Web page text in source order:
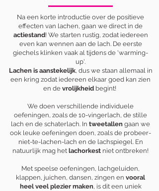
Na een korte introductie over de positieve
effecten van lachen, gaan we direct in de
actiestand! We starten rustig, zodat iedereen
even kan wennen aan de lach. De eerste
giechels klinken vaak al tijdens de 'warming-
up'.
Lachen is aanstekelijk, dus we staan allemaal in
een kring zodat iedereen elkaar goed kan zien
en de vrolijkheid begint!
We doen verschillende individuele
oefeningen, zoals de 10-vingerlach, de stille
lach en de schaterlach. In tweetallen gaan we
ook leuke oefeningen doen, zoals de probeer-
niet-te-lachen-lach en de lachspiegel. En
natuurlijk mag het lachorkest niet ontbreken!
Met speelse oefeningen, lachgeluiden,
klappen, juichen, dansen, zingen en vooral
heel veel plezier maken, is dit een uniek